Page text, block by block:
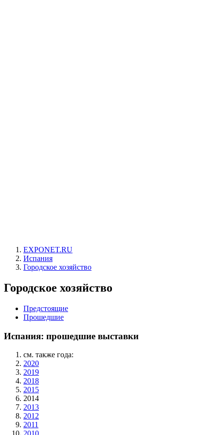
EXPONET.RU
Испания
Городское хозяйство
Городское хозяйство
Предстоящие
Прошедшие
Испания: прошедшие выставки
см. также года:
2020
2019
2018
2015
2014
2013
2012
2011